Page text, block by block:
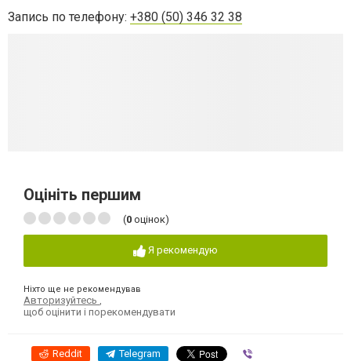
Запись по телефону: +380 (50) 346 32 38
Оцініть першим
(0 оцінок)
Я рекомендую
Ніхто ще не рекомендував
Авторизуйтесь
щоб оцінити і порекомендувати
Reddit Telegram